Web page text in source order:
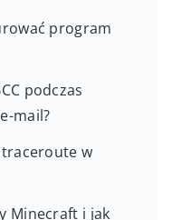
program
podczas
mail?
traceroute w
Minecraft i jak